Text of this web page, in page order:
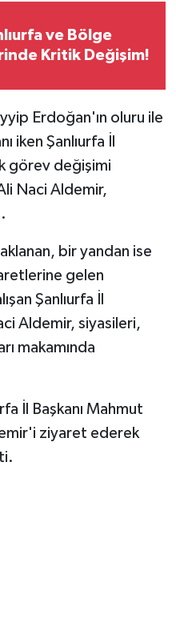
ve Bölge
Kritik Değişim!
Erdoğan'ın oluru ile
iken Şanlıurfa İl
görev değişimi
Naci Aldemir,
bir yandan ise
gelen
Şanlıurfa İl
Aldemir, siyasileri,
makamında
İl Başkanı Mahmut
ziyaret ederek